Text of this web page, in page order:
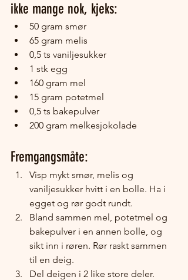
ikke mange nok, kjeks:
50 gram smør
65 gram melis
0,5 ts vaniljesukker
1 stk egg
160 gram mel
15 gram potetmel
0,5 ts bakepulver
200 gram melkesjokolade
Fremgangsmåte:
Visp mykt smør, melis og
vaniljesukker hvitt i en bolle. Ha i
egget og rør godt rundt.
Bland sammen mel, potetmel og
bakepulver i en annen bolle, og
sikt inn i røren. Rør raskt sammen
til en deig.
Del deigen i 2 like store deler.